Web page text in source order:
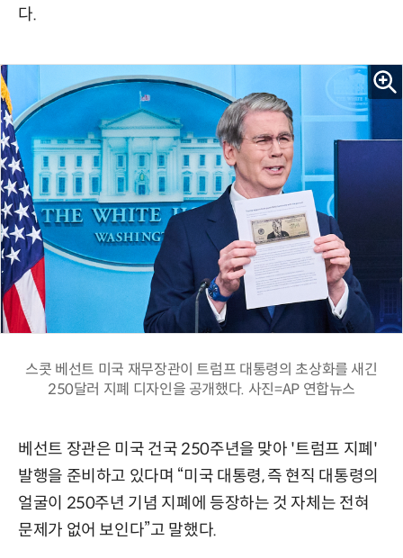
다.
스콧 베선트 미국 재무장관이 트럼프 대통령의 초상화를 새긴
250달러 지폐 디자인을 공개했다. 사진=AP 연합뉴스
베선트 장관은 미국 건국 250주년을 맞아 '트럼프 지폐'
발행을 준비하고 있다며 “미국 대통령, 즉 현직 대통령의
얼굴이 250주년 기념 지폐에 등장하는 것 자체는 전혀
문제가 없어 보인다”고 말했다.